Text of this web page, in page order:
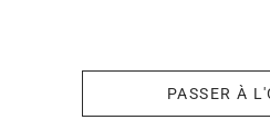
PASSER À